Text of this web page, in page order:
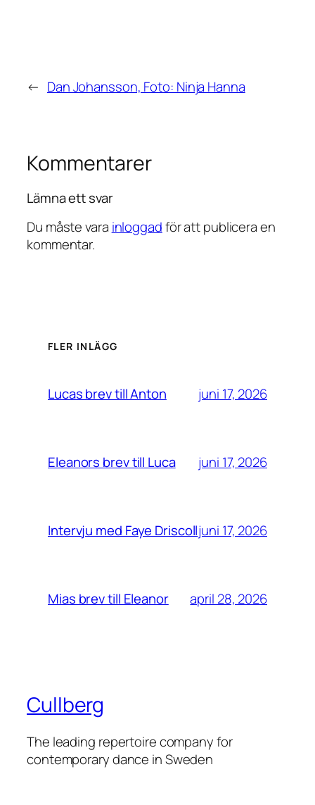
← Dan Johansson, Foto: Ninja Hanna
Kommentarer
Lämna ett svar
Du måste vara inloggadför att publicera en
kommentar.
FLER INLÄGG
Lucas brev till Anton juni 17, 2026
Eleanors brev till Luca juni 17, 2026
Intervju med Faye Driscolljuni 17, 2026
Mias brev till Eleanor april 28, 2026
Cullberg
The leading repertoire company for
contemporary dance in Sweden